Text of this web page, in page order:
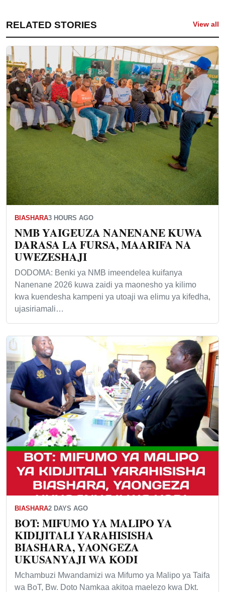
RELATED STORIES View all
BIASHARA3 HOURS AGO
NMB YAIGEUZA NANENANE KUWA
DARASA LA FURSA, MAARIFA NA
UWEZESHAJI
DODOMA: Benki ya NMB imeendelea kuifanya
Nanenane 2026 kuwa zaidi ya maonesho ya kilimo
kwa kuendesha kampeni ya utoaji wa elimu ya kifedha,
ujasiriamali…
BIASHARA2 DAYS AGO
BOT: MIFUMO YA MALIPO YA
KIDIJITALI YARAHISISHA
BIASHARA, YAONGEZA
UKUSANYAJI WA KODI
Mchambuzi Mwandamizi wa Mifumo ya Malipo ya Taifa
wa BoT, Bw. Doto Namkaa akitoa maelezo kwa Dkt.